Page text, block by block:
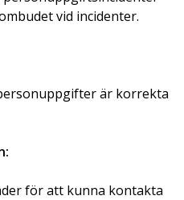
vid incidenter.
är korrekta
för att kunna kontakta